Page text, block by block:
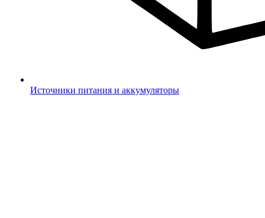
Источники питания и аккумуляторы